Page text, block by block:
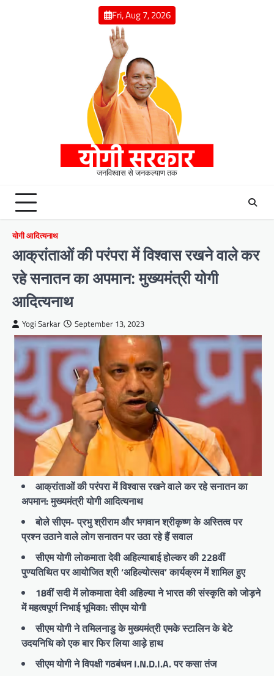
Fri, Aug 7, 2026
जनविश्वास से जनकल्याण तक
योगी आदित्यनाथ
आक्रांताओं की परंपरा में विश्वास रखने वाले कर
रहे सनातन का अपमान: मुख्यमंत्री योगी
आदित्यनाथ
Yogi Sarkar September 13, 2023
आक्रांताओं की परंपरा में विश्वास रखने वाले कर रहे सनातन का
अपमान: मुख्यमंत्री योगी आदित्यनाथ
बोले सीएम- प्रभु श्रीराम और भगवान श्रीकृष्ण के अस्तित्व पर
प्रश्न उठाने वाले लोग सनातन पर उठा रहे हैं सवाल
सीएम योगी लोकमाता देवी अहिल्याबाई होल्कर की 228वीं
पुण्यतिथित पर आयोजित श्री ‘अहिल्योत्सव’ कार्यक्रम में शामिल हुए
18वीं सदी में लोकमाता देवी अहिल्या ने भारत की संस्कृति को जोड़ने
में महत्वपूर्ण निभाई भूमिका: सीएम योगी
सीएम योगी ने तमिलनाडु के मुख्यमंत्री एमके स्टालिन के बेटे
उदयनिधि को एक बार फिर लिया आड़े हाथ
सीएम योगी ने विपक्षी गठबंधन I.N.D.I.A. पर कसा तंज